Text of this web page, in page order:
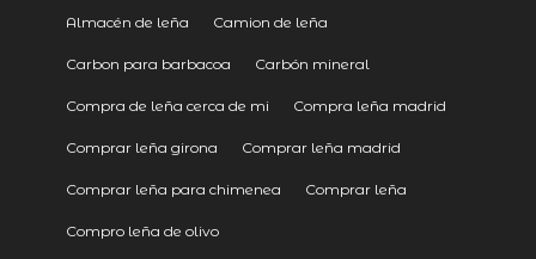
Almacén de leña Camion de leña
Carbon para barbacoa Carbón mineral
Compra de leña cerca de mi Compra leña madrid
Comprar leña girona Comprar leña madrid
Comprar leña para chimenea Comprar leña
Compro leña de olivo